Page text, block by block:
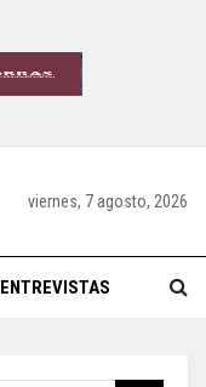
viernes, 7 agosto, 2026
ENTREVISTAS